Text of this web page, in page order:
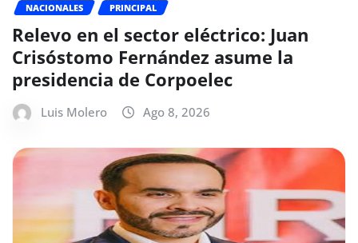
NACIONALES PRINCIPAL
Relevo en el sector eléctrico: Juan
Crisóstomo Fernández asume la
presidencia de Corpoelec
Luis Molero Ago 8, 2026